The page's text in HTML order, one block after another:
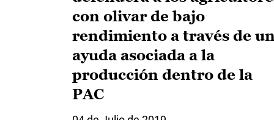
con olivar de bajo
rendimiento a través de
ayuda asociada a la
producción dentro de la
PAC